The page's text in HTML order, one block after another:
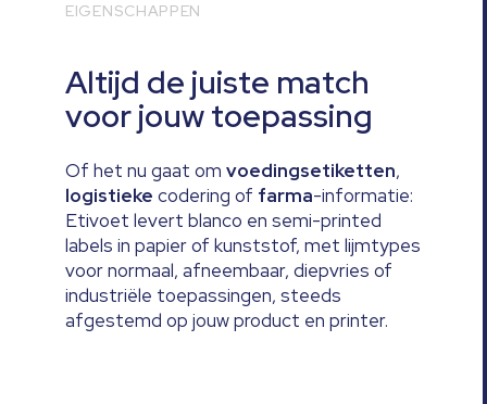
EIGENSCHAPPEN
Altijd de juiste match
voor jouw toepassing
Of het nu gaat om voedingsetiketten,
logistieke codering of farma-informatie:
Etivoet levert blanco en semi-printed
labels in papier of kunststof, met lijmtypes
voor normaal, afneembaar, diepvries of
industriële toepassingen, steeds
afgestemd op jouw product en printer.